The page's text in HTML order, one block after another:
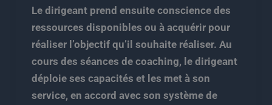
Le dirigeant prend ensuite conscience des
ressources disponibles ou à acquérir pour
réaliser l’objectif qu’il souhaite réaliser. Au
cours des séances de coaching, le dirigeant
déploie ses capacités et les met à son
service, en accord avec son système de